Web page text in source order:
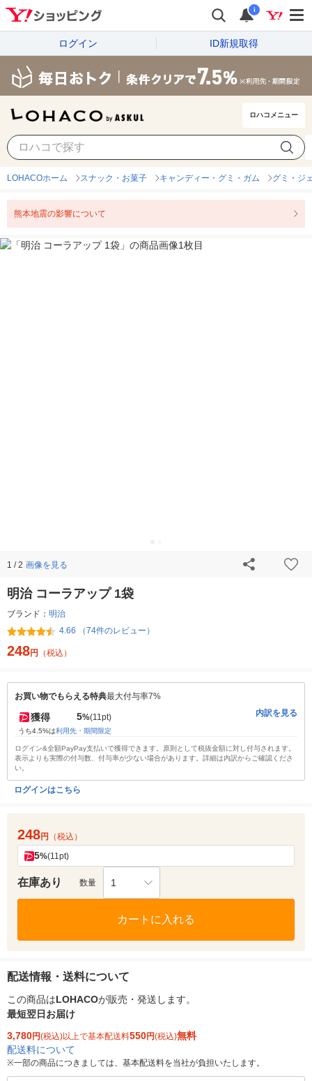
i
ログイン ID新規取得
ロハコメニュー
LOHACOホーム スナック・お菓子 キャンディー・グミ・ガム グミ・ジ
熊本地震の影響について
1 / 2 画像を見る
明治 コーラアップ 1袋
ブランド： 明治
4.66 （74件のレビュー）
248円 （税込）
お買い物でもらえる特典最大付与率7%
獲得 5%(11pt)
うち4.5%は利用先・期間限定
内訳を見る
ログイン&全額PayPay支払いで獲得できます。原則として税抜金額に対し付与されます。
表示よりも実際の付与数、付与率が少ない場合があります。詳細は内訳からご確認くださ
い。
ログインはこちら
248円 （税込）
5%(11pt)
在庫あり 数量 1
カートに入れる
配送情報・送料について
この商品はLOHACOが販売・発送します。
最短翌日お届け
3,780円(税込)以上で基本配送料550円(税込)無料
配送料について
※一部の商品につきましては、基本配送料を当社が負担いたします。